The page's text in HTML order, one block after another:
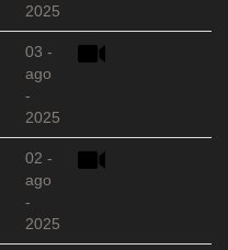
2025
03 -
ago
-
2025
02 -
ago
-
2025